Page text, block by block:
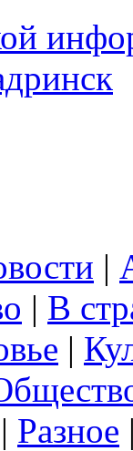
|
| В
|
| Разное